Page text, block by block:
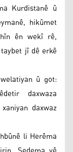
Kurdistanê û
hikûmet
ên wekî rê,
jî dê erkê
û got:
daxwaza
daxwaz
li Herêma